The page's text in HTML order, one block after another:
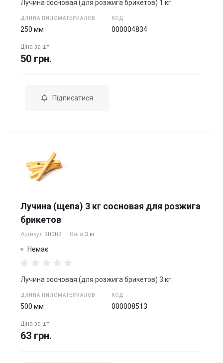
Лучина сосновая (для розжига брикетов) 1 кг.
ДЛИНА ПИЛОМАТЕРИАЛОВ
250 мм
КОД
000004834
Ціна за шт
50 грн.
Підписатися
Лучина (щепа) 3 кг сосновая для розжига
брикетов
Артикул 30002 Вага 3 кг
Немає
Лучина сосновая (для розжига брикетов) 3 кг.
ДЛИНА ПИЛОМАТЕРИАЛОВ
500 мм
КОД
000008513
Ціна за шт
63 грн.